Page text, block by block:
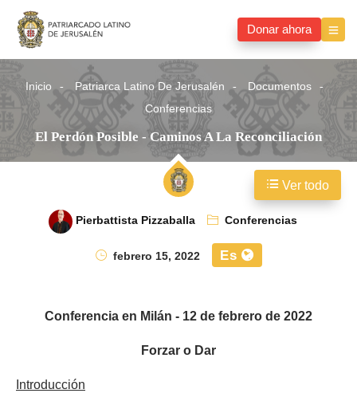
Donar ahora
Inicio Patriarca Latino De Jerusalén
Documentos
Conferencias
El Perdón Posible - Caminos A La Reconciliación
Pierbattista Pizzaballa
Conferencias
febrero 15, 2022
Es
Conferencia en Milán - 12 de febrero de 2022
Forzar o Dar
Introducción
Ver todo